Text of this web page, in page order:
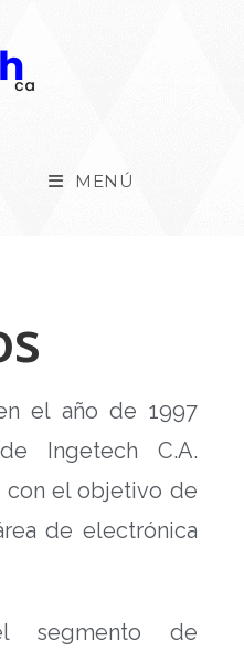
MENÚ
el año de 1997
Ingetech C.A.
con el objetivo de
de electrónica
segmento de